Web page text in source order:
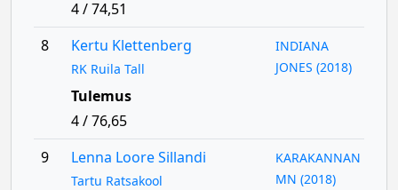
4 / 74,51
8
Kertu Klettenberg
RK Ruila Tall
INDIANA
JONES (2018)
Tulemus
4 / 76,65
9
Lenna Loore Sillandi
Tartu Ratsakool
KARAKANNAN
MN (2018)